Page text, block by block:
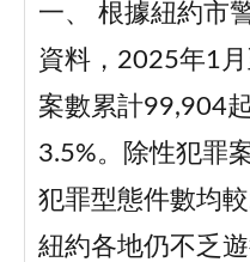
一、 根據紐約市
資料，2025年1
案數累計99,904
3.5%。除性犯罪
犯罪型態件數均
紐約各地仍不乏